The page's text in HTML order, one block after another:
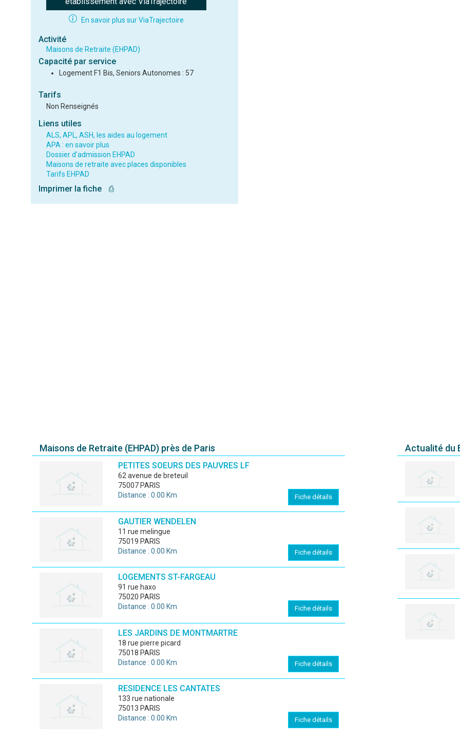
En savoir plus sur ViaTrajectoire
Activité
Maisons de Retraite (EHPAD)
Capacité par service
Logement F1 Bis, Seniors Autonomes : 57
Tarifs
Non Renseignés
Liens utiles
ALS, APL, ASH, les aides au logement
APA : en savoir plus
Dossier d'admission EHPAD
Maisons de retraite avec places disponibles
Tarifs EHPAD
Imprimer la fiche ⎙
Maisons de Retraite (EHPAD) près de Paris
PETITES SOEURS DES PAUVRES LF
62 avenue de breteuil
75007 PARIS
Distance : 0.00 Km
Fiche détails
GAUTIER WENDELEN
11 rue melingue
75019 PARIS
Distance : 0.00 Km
Fiche détails
LOGEMENTS ST-FARGEAU
91 rue haxo
75020 PARIS
Distance : 0.00 Km
Fiche détails
LES JARDINS DE MONTMARTRE
18 rue pierre picard
75018 PARIS
Distance : 0.00 Km
Fiche détails
RESIDENCE LES CANTATES
133 rue nationale
75013 PARIS
Distance : 0.00 Km
Fiche détails
Actualité du